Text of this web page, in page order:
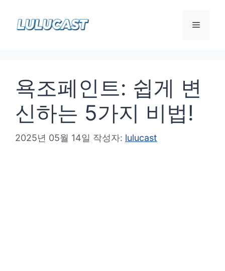
메
욕조페인트: 쉽게 변
신하는 5가지 비법!
2025년 05월 14일 작성자: lulucast